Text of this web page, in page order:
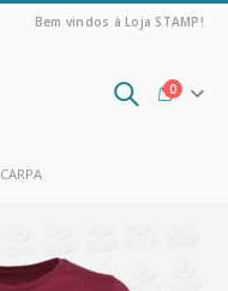
Bem vindos à Loja STAMP!
0
CARPA